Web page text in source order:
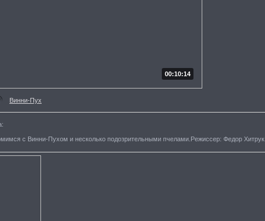
00:10:14
Винни-Пух
:
с Винни-Пухом и несколько подозрительными пчелами.Режиссер: Федор Хитрук.